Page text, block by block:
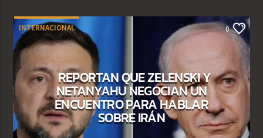
INTERNACIONAL 0
REPORTAN QUE ZELENSKI Y
NETANYAHU NEGOCIAN UN
ENCUENTRO PARA HABLAR
SOBRE IRÁN